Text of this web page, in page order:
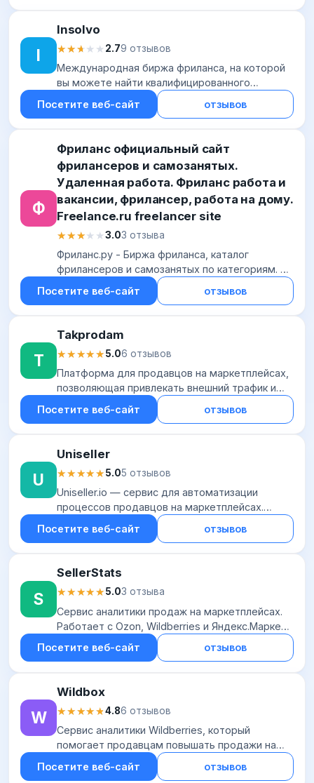
I
Insolvo
★★★★★
★★★★★2.79 отзывов
Международная биржа фриланса, на которой
вы можете найти квалифицированного
исполнителя для решения задач любого типа.
На платформе зарегистрировано более 240
Посетите веб-сайт отзывов
Ф
Фриланс официальный сайт
фрилансеров и самозанятых.
Удаленная работа. Фриланс работа и
вакансии, фрилансер, работа на дому.
Freelance.ru freelancer site
★★★★★
★★★★★3.03 отзыва
Фриланс.ру - Биржа фриланса, каталог
фрилансеров и самозанятых по категориям. На
фриланс можно найти исполнителя
фрилансера, разместить проект удаленной
Посетите веб-сайт отзывов
T
Takprodam
★★★★★
★★★★★5.06 отзывов
Платформа для продавцов на маркетплейсах,
позволяющая привлекать внешний трафик и
увеличивать продажи с помощью блогеров и
вебмастеров. Интегрирована с Ozon,
Посетите веб-сайт отзывов
U
Uniseller
★★★★★
★★★★★5.05 отзывов
Uniseller.io — сервис для автоматизации
процессов продавцов на маркетплейсах.
Платформа объединяет инструменты для
работы с отзывами, синхронизации данных с
Посетите веб-сайт отзывов
S
SellerStats
★★★★★
★★★★★5.03 отзыва
Сервис аналитики продаж на маркетплейсах.
Работает с Ozon, Wildberries и Яндекс.Маркет.
С его помощью можно отследить продажи
собственных товаров и конкурентов, найти
Посетите веб-сайт отзывов
W
Wildbox
★★★★★
★★★★★4.86 отзывов
Сервис аналитики Wildberries, который
помогает продавцам повышать продажи на
маркетплейсе за счет аналитики и
автоматизации. Он собирает и анализирует
Посетите веб-сайт отзывов